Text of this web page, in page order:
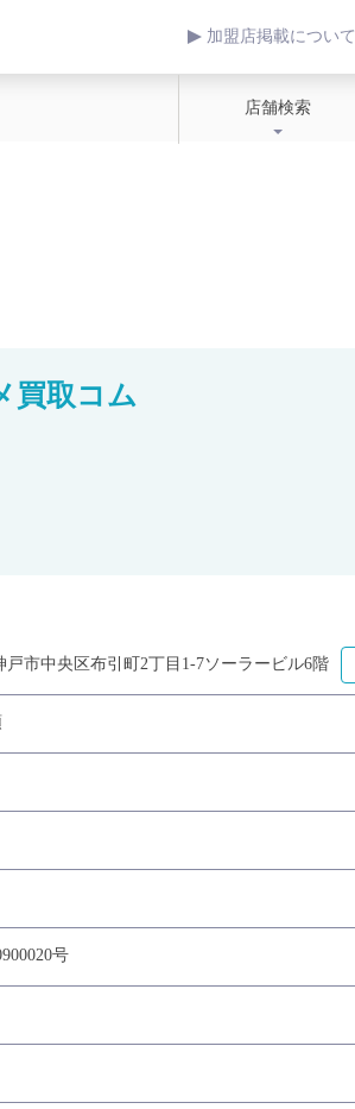
加盟店掲載について
店舗検索
買取コム
戸市中央区布引町2丁目1-7ソーラービル6階
号